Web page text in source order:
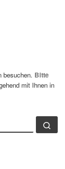
besuchen. Bitte
mit Ihnen in